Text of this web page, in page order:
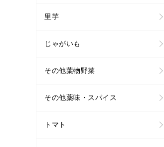
里芋
じゃがいも
その他葉物野菜
その他薬味・スパイス
トマト